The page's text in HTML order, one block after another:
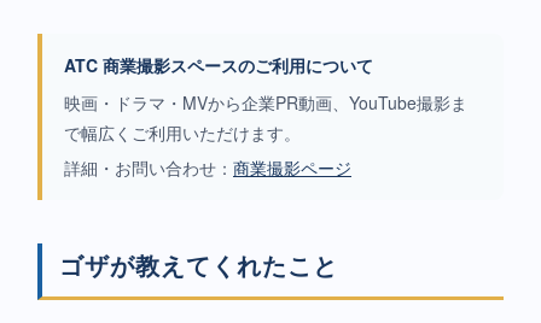
ATC 商業撮影スペースのご利用について
映画・ドラマ・MVから企業PR動画、YouTube撮影ま
で幅広くご利用いただけます。
詳細・お問い合わせ： 商業撮影ページ
ゴザが教えてくれたこと